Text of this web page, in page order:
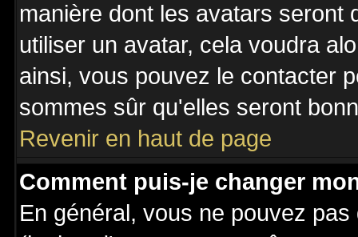
manière dont les avatars seront
utiliser un avatar, cela voudra
ainsi, vous pouvez le contacter
sommes sûr qu'elles seront
Revenir en haut de page
Comment puis-je changer
En général, vous ne pouvez